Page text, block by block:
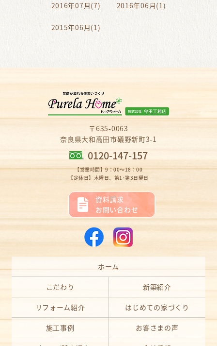
2016年07月(7) 2016年06月(1)
2015年06月(1)
〒635-0063
奈良県大和高田市礒野新町3-1
0120-147-157
【営業時間】9：00～18：00
【定休日】木曜日、第1･第3日曜日
資料請求
お問い合わせ
ホーム
こだわり 新築紹介
リフォーム紹介 はじめての家づくり
施工事例 お客さまの声